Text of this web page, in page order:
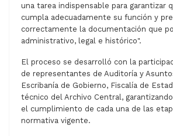
una tarea indispensable para garantizar
cumpla adecuadamente su función y
correctamente la documentación que
administrativo, legal e histórico".
El proceso se desarrolló con la
de representantes de Auditoría y
Escribanía de Gobierno, Fiscalía de
técnico del Archivo Central,
el cumplimiento de cada una de las
normativa vigente.